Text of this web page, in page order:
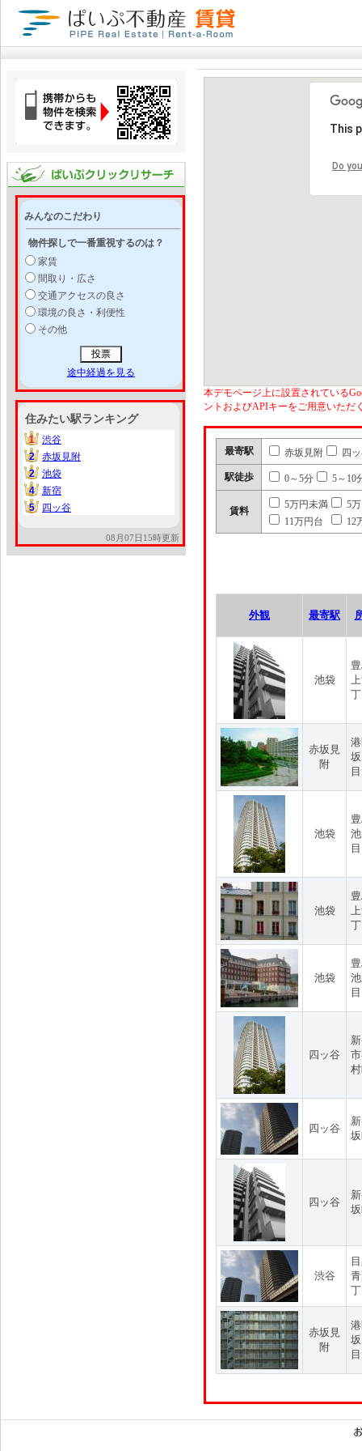
みんなのこだわり
物件探しで一番重視するのは？
家賃
間取り・広さ
交通アクセスの良さ
環境の良さ・利便性
その他
途中経過を見る
住みたい駅ランキング
1
1
渋谷
2
2
赤坂見附
2
2
池袋
4
4
新宿
5
5 四ッ谷
08月07日15時更新
This
Do
本デモページ上に設置されている
ントおよびAPIキーをご用意いただ
最寄駅 赤坂見附 四
駅徒歩 0～5分 5～10
賃料
5万円未満
5
11万円台
12
外観 最寄駅
池袋
赤坂見
附
目
池袋
目
池袋
池袋
四ッ谷
四ッ谷
四ッ谷
渋谷
赤坂見
附
目